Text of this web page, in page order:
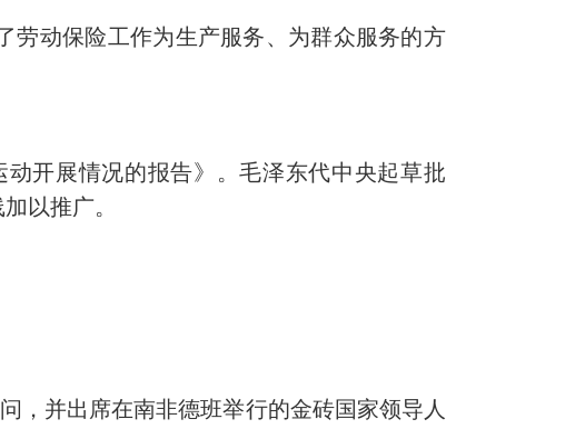
动保险工作为生产服务、为群众服务的方
开展情况的报告》。毛泽东代中央起草批
以推广。
并出席在南非德班举行的金砖国家领导人